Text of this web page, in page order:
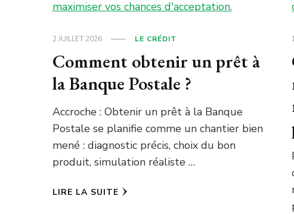
2 JUILLET 2026 LE CRÉDIT
Comment obtenir un prêt à
la Banque Postale ?
Accroche : Obtenir un prêt à la Banque
Postale se planifie comme un chantier bien
mené : diagnostic précis, choix du bon
produit, simulation réaliste …
LIRE LA SUITE